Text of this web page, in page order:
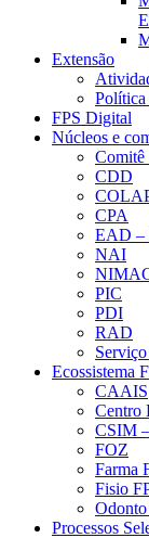
Extensão
Política
FPS Digital
Núcleos e
Comitê
CDD
CPA
EAD –
NAI
PIC
PDI
RAD
Ecossistema
CAAIS
Centro
CSIM
FOZ
Farma
Fisio
Odonto
Processos